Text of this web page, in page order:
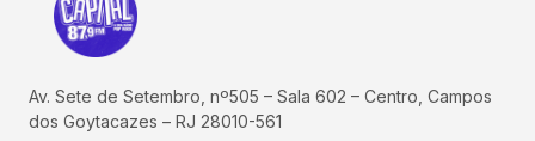
Av. Sete de Setembro, nº505 – Sala 602 – Centro, Campos
dos Goytacazes – RJ 28010-561